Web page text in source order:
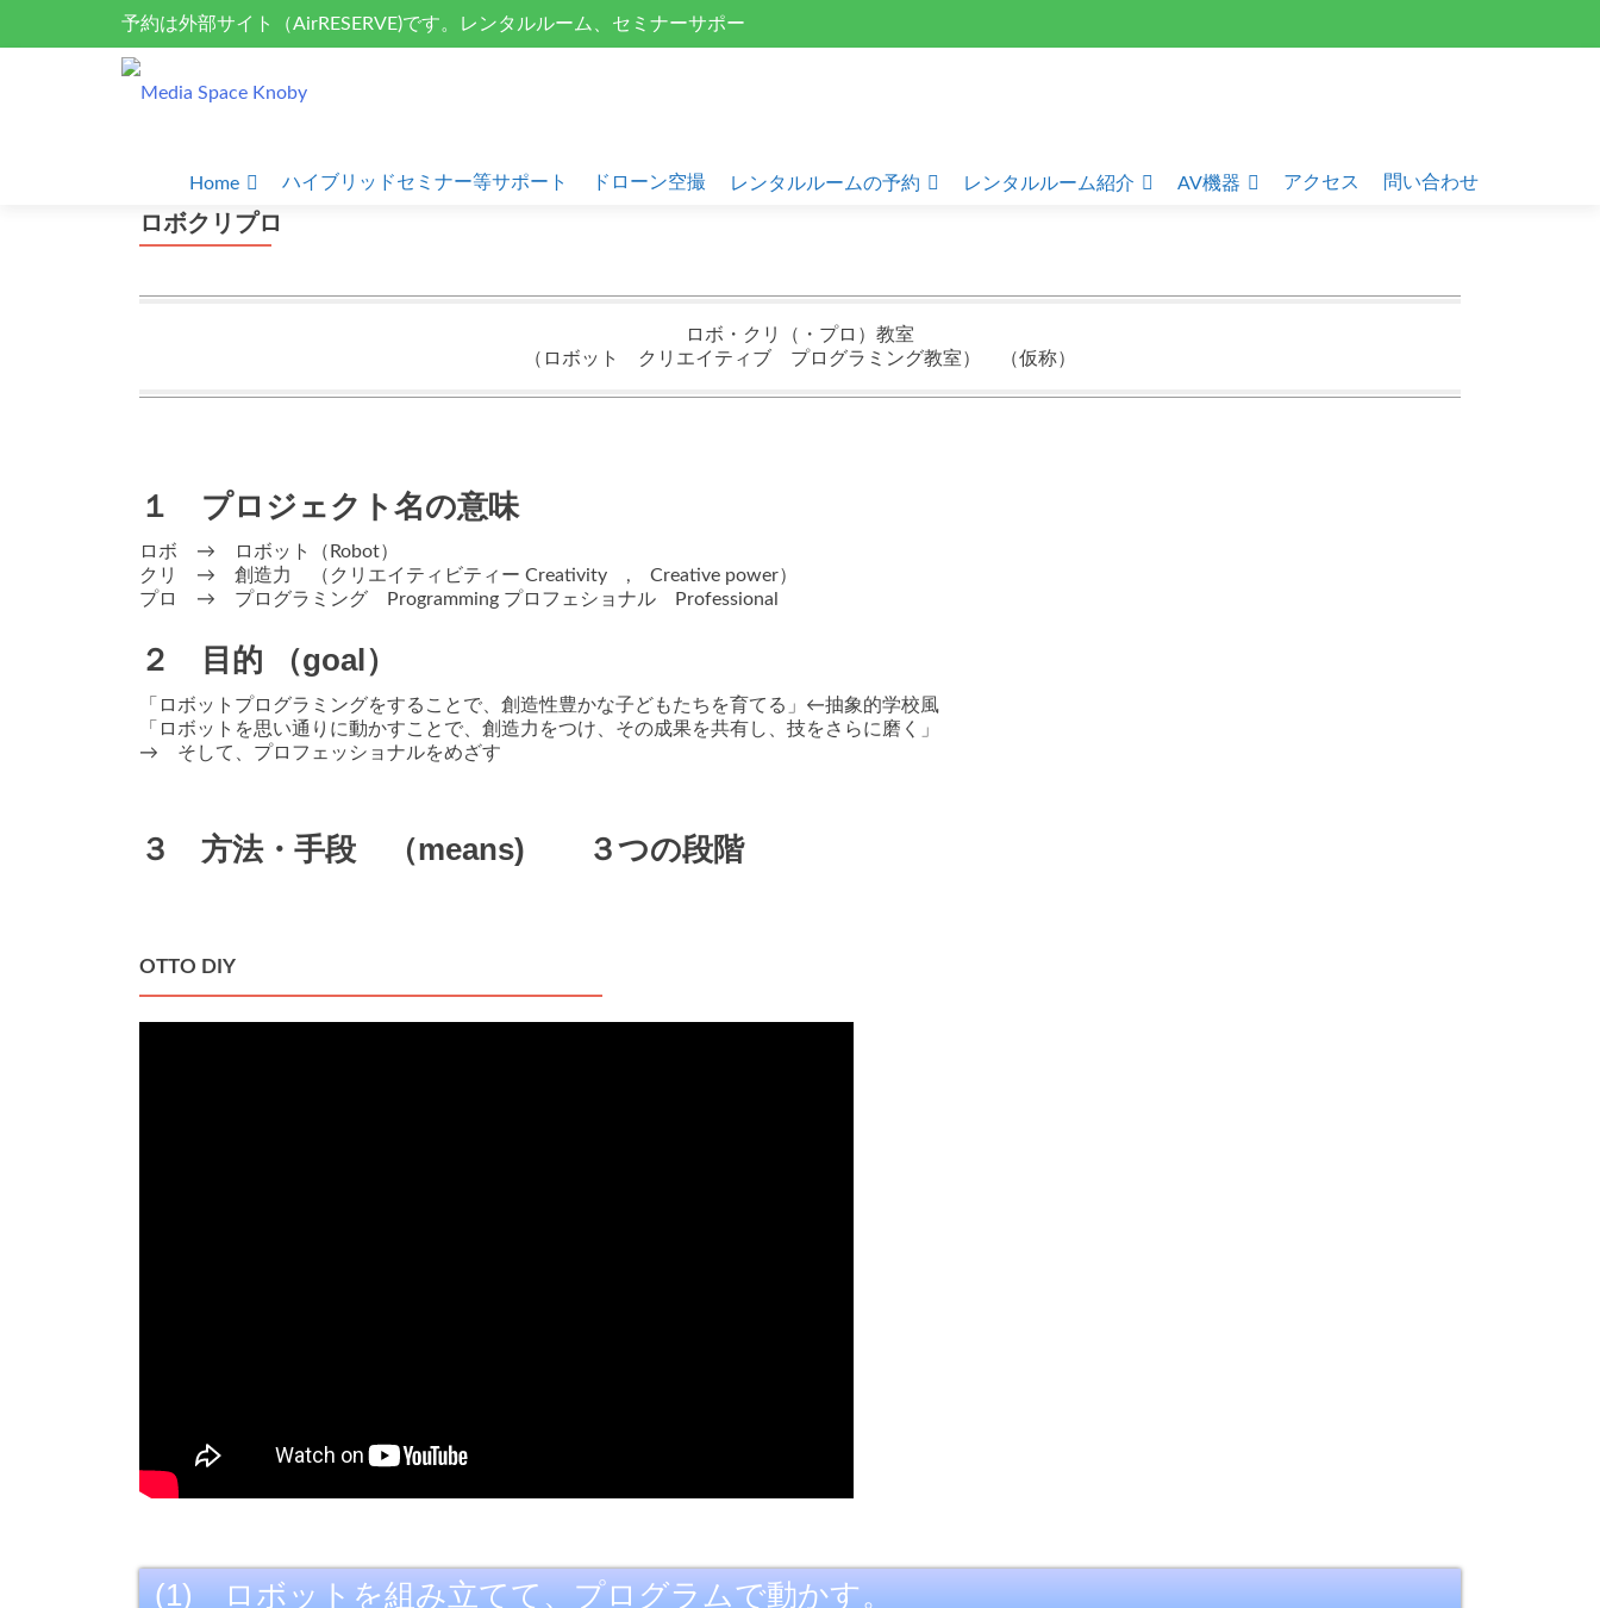
予約は外部サイト（AirRESERVE)です。レンタルルーム、セミナーサポー
ト、ドローン空撮
Home ハイブリッドセミナー等サポート ドローン空撮 レンタルルームの予約 レンタルルーム紹介 AV機器 アクセス 問い合わせ
ロボクリプロ
ロボ・クリ（・プロ）教室
（ロボット クリエイティブ プログラミング教室） （仮称）
１ プロジェクト名の意味
ロボ → ロボット（Robot）
クリ → 創造力 （クリエイティビティー Creativity , Creative power）
プロ → プログラミング Programming プロフェショナル Professional
２ 目的 （goal）
「ロボットプログラミングをすることで、創造性豊かな子どもたちを育てる」←抽象的学校風
「ロボットを思い通りに動かすことで、創造力をつけ、その成果を共有し、技をさらに磨く」
→ そして、プロフェッショナルをめざす
３ 方法・手段 （means) ３つの段階
OTTO DIY
(1) ロボットを組み立てて、プログラムで動かす。